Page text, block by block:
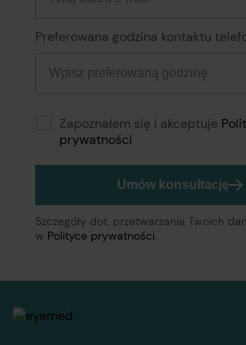
Preferowana godzina kontaktu
Zapoznałem się i akceptuje
prywatności
Umów konsultację
Szczegóły dot. przetwarzania Twoich
w Polityce prywatności.